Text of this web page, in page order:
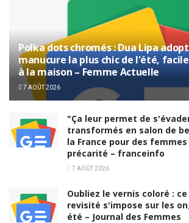
Polka dots chromés : Dua Lipa
manucure la plus chic de l'été,
à la maison – Femme Actuelle
7 AOÛT 2026
"Ça leur permet de
transformés en salon de
la France pour des
précarité – franceinfo
7 AOÛT 2026
Oubliez le vernis coloré :
revisité s'impose sur les
été – Journal des Femmes